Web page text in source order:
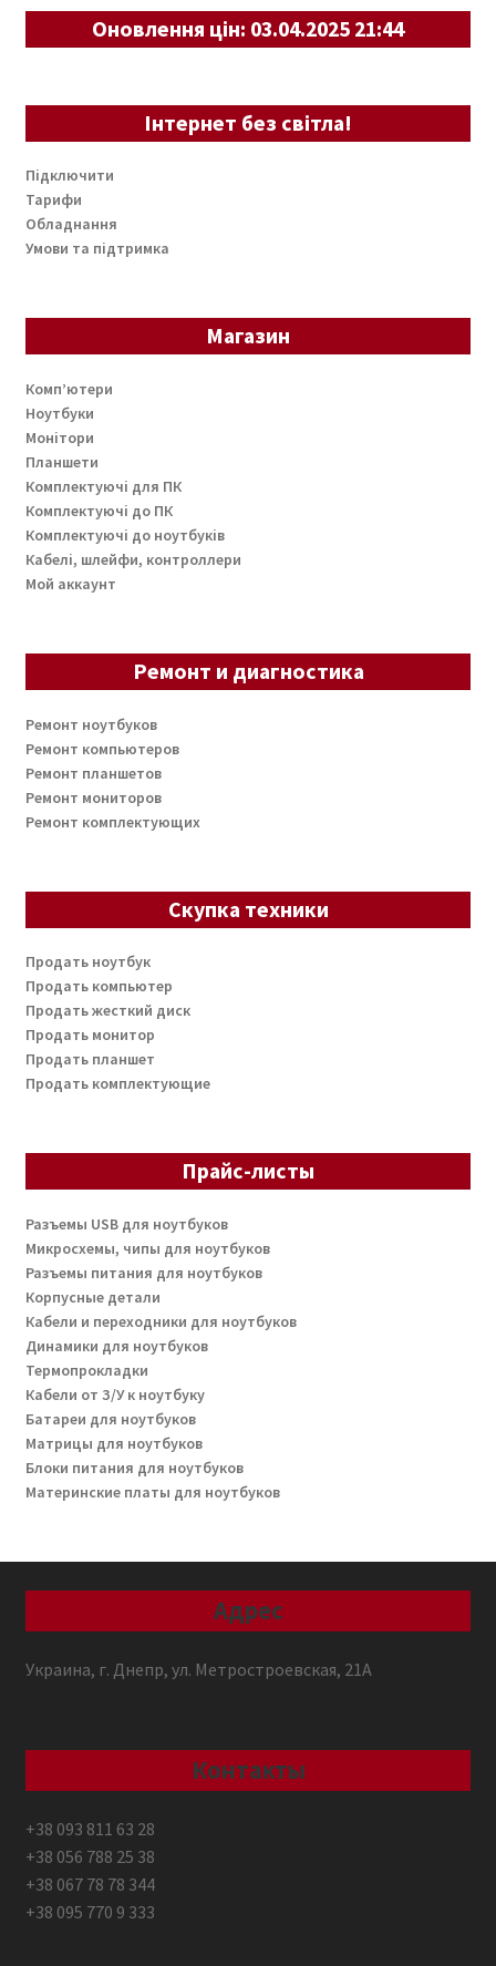
Оновлення цін: 03.04.2025 21:44
Інтернет без світла!
Підключити
Тарифи
Обладнання
Умови та підтримка
Магазин
Комп’ютери
Ноутбуки
Монітори
Планшети
Комплектуючі для ПК
Комплектуючі до ПК
Комплектуючі до ноутбуків
Кабелі, шлейфи, контроллери
Мой аккаунт
Ремонт и диагностика
Ремонт ноутбуков
Ремонт компьютеров
Ремонт планшетов
Ремонт мониторов
Ремонт комплектующих
Скупка техники
Продать ноутбук
Продать компьютер
Продать жесткий диск
Продать монитор
Продать планшет
Продать комплектующие
Прайс-листы
Разъемы USB для ноутбуков
Микросхемы, чипы для ноутбуков
Разъемы питания для ноутбуков
Корпусные детали
Кабели и переходники для ноутбуков
Динамики для ноутбуков
Термопрокладки
Кабели от З/У к ноутбуку
Батареи для ноутбуков
Матрицы для ноутбуков
Блоки питания для ноутбуков
Материнские платы для ноутбуков
Адрес
Украина, г. Днепр, ул. Метростроевская, 21А
Контакты
+38 093 811 63 28
+38 056 788 25 38
+38 067 78 78 344
+38 095 770 9 333